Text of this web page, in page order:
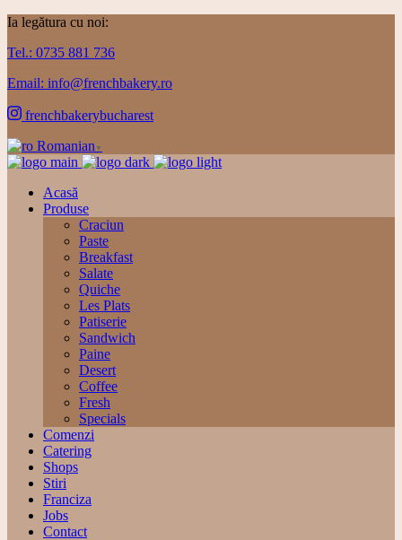
Ia legătura cu noi:
Tel.: 0735 881 736
Email: info@frenchbakery.ro
frenchbakerybucharest
Romanian ▼
Acasă
Produse
Craciun
Paste
Breakfast
Salate
Quiche
Les Plats
Patiserie
Sandwich
Paine
Desert
Coffee
Fresh
Specials
Comenzi
Catering
Shops
Stiri
Franciza
Jobs
Contact